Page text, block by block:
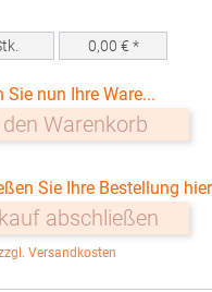
0,00 € *
Sie nun Ihre Ware...
den Warenkorb
Sie Ihre Bestellung
abschließen
Versandkosten